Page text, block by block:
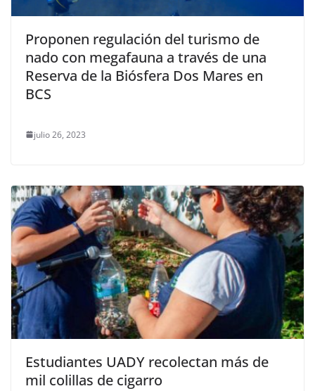
Proponen regulación del turismo de
nado con megafauna a través de una
Reserva de la Biósfera Dos Mares en
BCS
julio 26, 2023
Estudiantes UADY recolectan más de
mil colillas de cigarro